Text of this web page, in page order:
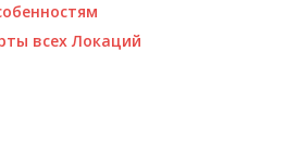
всех Локаций